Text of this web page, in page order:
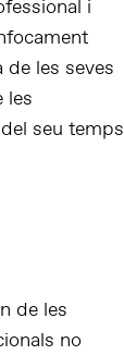
i
de les seves
les
seu temps
de les
no